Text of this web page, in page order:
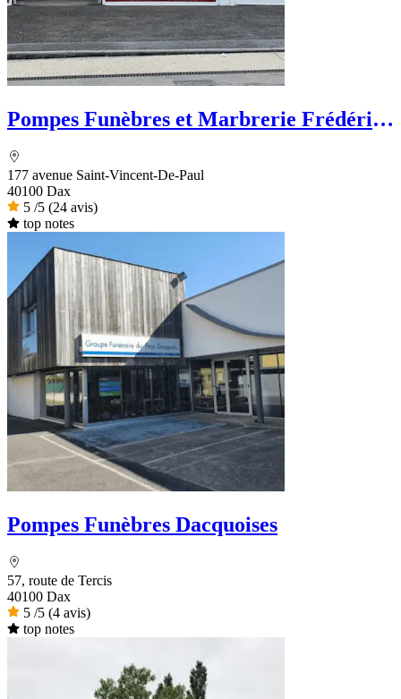
Pompes Funèbres et Marbrerie Frédéric
177 avenue Saint-Vincent-De-Paul
40100 Dax
5 /5 (24 avis)
top notes
Pompes Funèbres Dacquoises
57, route de Tercis
40100 Dax
5 /5 (4 avis)
top notes